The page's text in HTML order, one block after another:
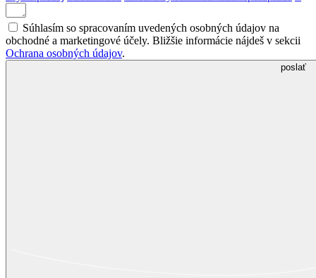
Súhlasím so spracovaním uvedených osobných údajov na
obchodné a marketingové účely. Bližšie informácie nájdeš v sekcii
Ochrana osobných údajov.
poslať